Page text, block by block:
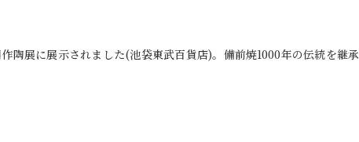
陶展に展示されました(池袋東武百貨店)。備前焼1000年の伝統を継承